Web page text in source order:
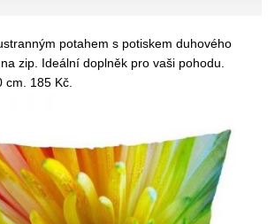
potahem s potiskem duhového
zip. Ideální doplněk pro vaši pohodu.
cm. 185 Kč.